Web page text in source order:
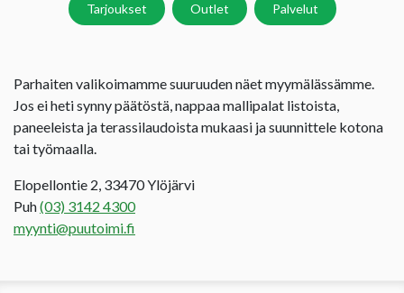
Tarjoukset Outlet Palvelut
Parhaiten valikoimamme suuruuden näet myymälässämme.
Jos ei heti synny päätöstä, nappaa mallipalat listoista,
paneeleista ja terassilaudoista mukaasi ja suunnittele kotona
tai työmaalla.
Elopellontie 2, 33470 Ylöjärvi
Puh(03) 3142 4300
myynti@puutoimi.fi